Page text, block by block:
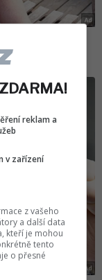
reklam a
v zařízení
z vašeho
a další data
kteří je mohou
tento
o přesné